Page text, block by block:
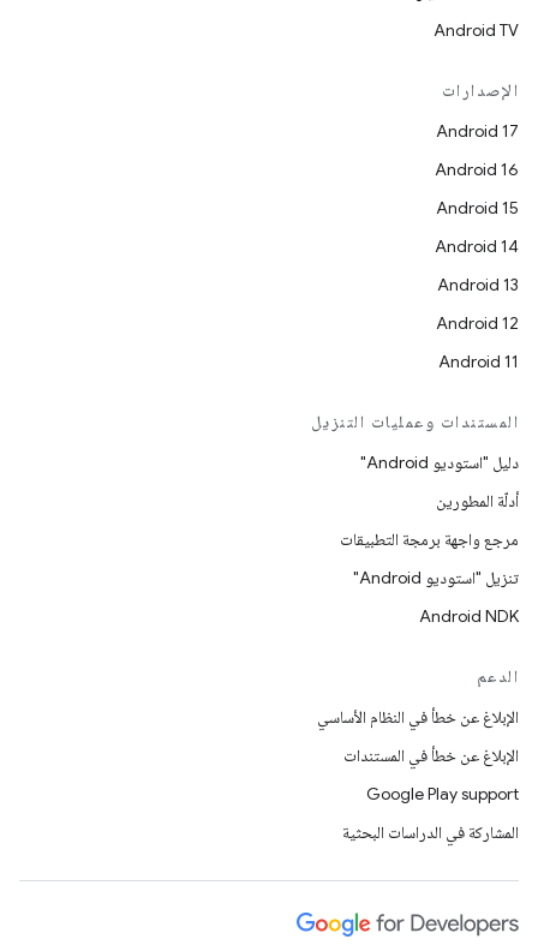
Android TV
الإصدارات
Android 17
Android 16
Android 15
Android 14
Android 13
Android 12
Android 11
المستندات وعمليات التنزيل
دليل "استوديو Android"
أدلّة المطورين
مرجع واجهة برمجة التطبيقات
تنزيل "استوديو Android"
Android NDK
الدعم
الإبلاغ عن خطأ في النظام الأساسي
الإبلاغ عن خطأ في المستندات
Google Play support
المشاركة في الدراسات البحثية